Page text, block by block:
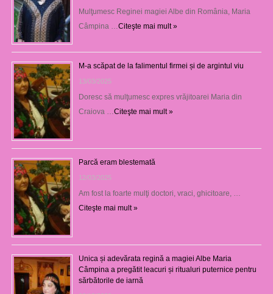
Mulţumesc Reginei magiei Albe din România, Maria
Câmpina … Citeşte mai mult »
M-a scăpat de la falimentul firmei și de argintul viu
13/03/2025
Doresc să mulţumesc expres vrăjitoarei Maria din
Craiova … Citeşte mai mult »
Parcă eram blestemată
12/03/2025
Am fost la foarte mulţi doctori, vraci, ghicitoare, …
Citeşte mai mult »
Unica și adevărata regină a magiei Albe Maria
Câmpina a pregătit leacuri și ritualuri puternice pentru
sărbătorile de iarnă